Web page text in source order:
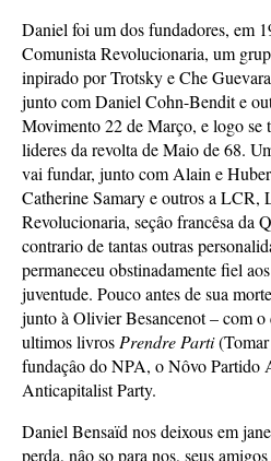
Daniel foi um dos fundadores, em
Comunista Revolucionaria, um
inpirado por Trotsky e Che
junto com Daniel Cohn-Bendit e
Movimento 22 de Março, e logo se
lideres da revolta de Maio de 68.
vai fundar, junto com Alain e
Catherine Samary e outros a LCR,
Revolucionaria, seçâo francêsa da
contrario de tantas outras
permaneceu obstinadamente fiel
juventude. Pouco antes de sua
junto à Olivier Besancenot – com o
ultimos livros Prendre Parti
fundaçâo do NPA, o Nôvo Partido
Anticapitalist Party.
Daniel Bensaïd nos deixous em
perda, nâo so para nos, seus